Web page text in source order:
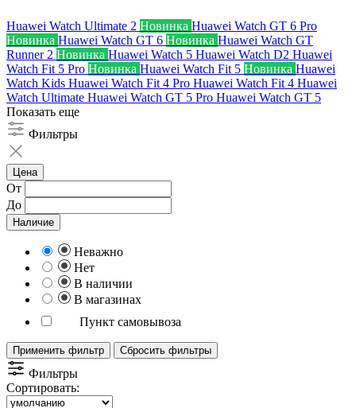
Huawei Watch Ultimate 2 Новинка Huawei Watch GT 6 Pro
Новинка Huawei Watch GT 6 Новинка Huawei Watch GT
Runner 2 Новинка Huawei Watch 5 Huawei Watch D2 Huawei
Watch Fit 5 Pro Новинка Huawei Watch Fit 5 Новинка Huawei
Watch Kids Huawei Watch Fit 4 Pro Huawei Watch Fit 4 Huawei
Watch Ultimate Huawei Watch GT 5 Pro Huawei Watch GT 5
Показать еще
Фильтры
Цена
От
До
Наличие
Неважно
Нет
В наличии
В магазинах
Пункт самовывоза
Применить фильтр Сбросить фильтры
Фильтры
Сортировать: